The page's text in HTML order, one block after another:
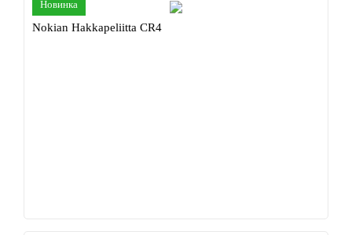
Nokian Hakkapeliitta CR4
Новинка